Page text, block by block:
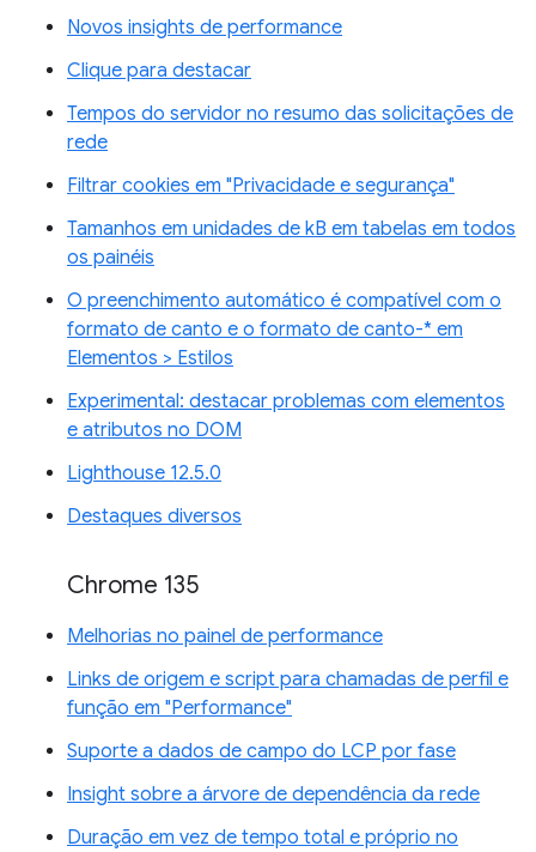
Novos insights de performance
Clique para destacar
Tempos do servidor no resumo das solicitações de
rede
Filtrar cookies em "Privacidade e segurança"
Tamanhos em unidades de kB em tabelas em todos
os painéis
O preenchimento automático é compatível com o
formato de canto e o formato de canto-* em
Elementos > Estilos
Experimental: destacar problemas com elementos
e atributos no DOM
Lighthouse 12.5.0
Destaques diversos
Chrome 135
Melhorias no painel de performance
Links de origem e script para chamadas de perfil e
função em "Performance"
Suporte a dados de campo do LCP por fase
Insight sobre a árvore de dependência da rede
Duração em vez de tempo total e próprio no